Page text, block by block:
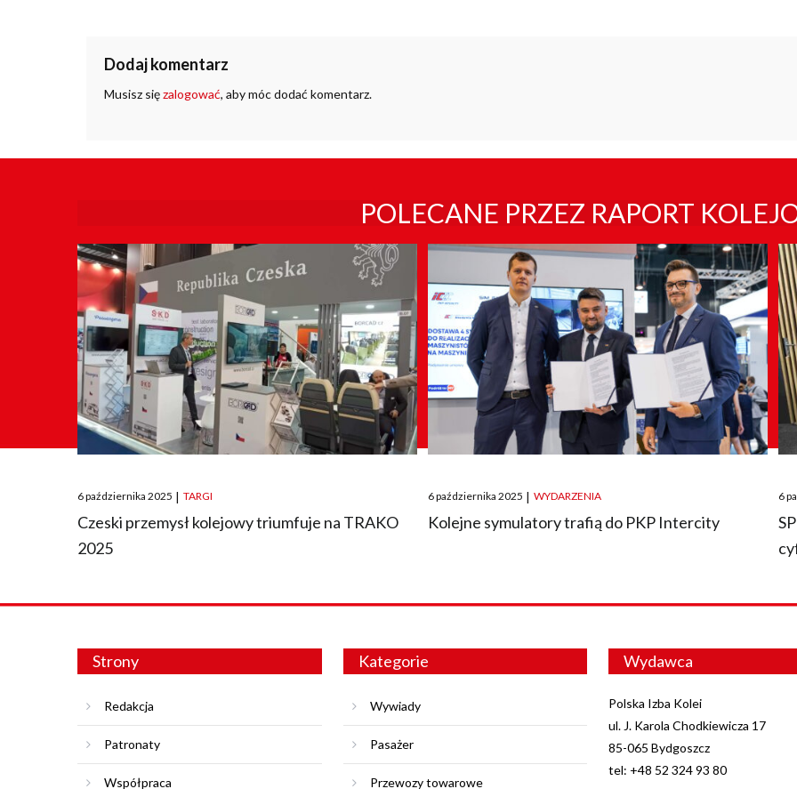
Dodaj komentarz
Musisz sięzalogować, aby móc dodać komentarz.
POLECANE PRZEZ RAPORT
Posted
on
6 października 2025 TARGI
Czeski przemysł kolejowy triumfuje na TRAKO
2025
Posted
on
6 października 2025 WYDARZENIA
Kolejne symulatory trafią do PKP Intercity
on
6
Strony
Redakcja
Patronaty
Współpraca
Kategorie
Wywiady
Pasażer
Przewozy towarowe
Wydawca
Polska Izba Kolei
ul. J. Karola Chodkiewicza 17
85-065 Bydgoszcz
tel: +48 52 324 93 80